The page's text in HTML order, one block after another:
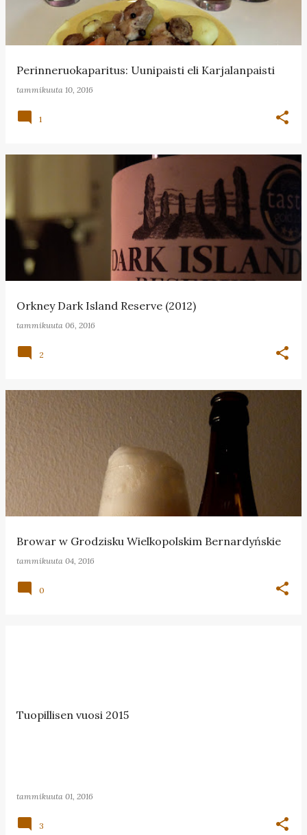
Perinneruokaparitus: Uunipaisti eli Karjalanpaisti
tammikuuta 10, 2016
1
Orkney Dark Island Reserve (2012)
tammikuuta 06, 2016
2
Browar w Grodzisku Wielkopolskim Bernardyńskie
tammikuuta 04, 2016
0
Tuopillisen vuosi 2015
tammikuuta 01, 2016
3